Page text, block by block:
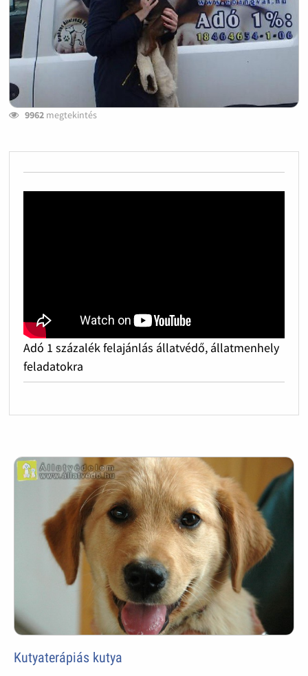
9962megtekintés
Adó 1 százalék felajánlás állatvédő, állatmenhely
feladatokra
Kutyaterápiás kutya